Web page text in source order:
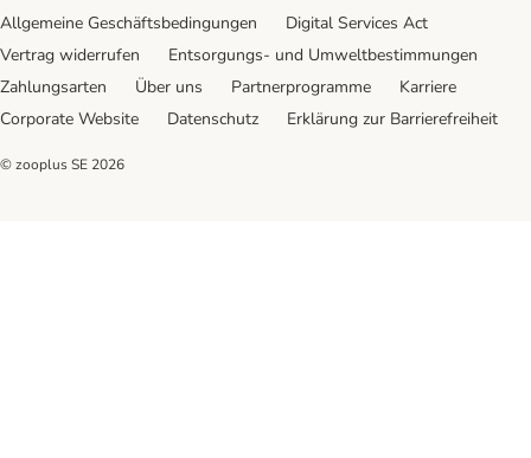
Allgemeine Geschäftsbedingungen
Digital Services Act
Vertrag widerrufen
Entsorgungs- und Umweltbestimmungen
Zahlungsarten
Über uns Partnerprogramme
Karriere
Corporate Website
Datenschutz Erklärung zur Barrierefreiheit
© zooplus SE 2026